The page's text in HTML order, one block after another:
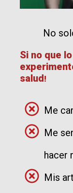
No
Si no que
experimen
salud!
Me
Me
hacer
Mis